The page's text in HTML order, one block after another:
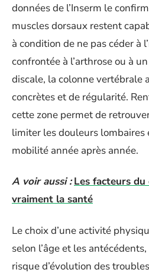
données de l’Inserm le
muscles dorsaux restent
à condition de ne pas céder à
confrontée à l’arthrose ou à
discale, la colonne vertébrale
concrètes et de régularité.
cette zone permet de
limiter les douleurs lombaires
mobilité année après année.
A voir aussi : Les facteurs
vraiment la santé
Le choix d’une activité
selon l’âge et les
risque d’évolution des